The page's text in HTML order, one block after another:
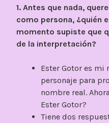
1. Antes que nada,
como persona, ¿quién
momento supiste que
de la interpretación?
Ester Gotor es
personaje para
nombre real.
Ester Gotor?
Tiene dos